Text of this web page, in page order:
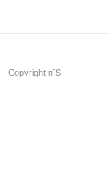
Copyright пїЅ